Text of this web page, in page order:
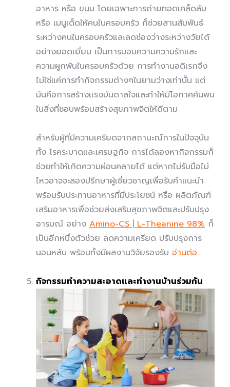
อาหาร หรือ ขนม โดยเฉพาะการถ่ายทอดเคล็ดลับ
หรือ เมนูเด็ดให้คนในครอบครัว ก็ช่วยสานสัมพันธ์
ระหว่างคนในครอบครัวและลดช่องว่างระหว่างวัยได้
อย่างยอดเยี่ยม เป็นการมอบความความรักและ
ความผูกพันในครอบครัวด้วย การทำงานอดิเรกจึง
ไม่ใช่แค่การทำกิจกรรมต่างๆในยามว่างเท่านั้น แต่
มันคือการสร้างเเรงบันดาลใจและทำให้มีโอกาศค้นพบ
ในสิ่งที่ชอบพร้อมสร้างสุขภาพจิตให้ดีตาม
สำหรับผู้ที่มีความเครียดจากสถานะณ์การในปัจจุบัน
ทั้ง โรคระบาดและเศรษฐกิจ การได้ลองหากิจกรรมก็
ช่วยทำให้เกิดความผ่อนคลายได้ แต่หากไม่รับมือไม่
ไหวอาจจะลองปรึกษาผู้เชี่ยวชาญเพื่อรับคำแนะนำ
พร้อมรับประทานอาหารที่มีประโยชน์ หรือ ผลิตภัณฑ์
เสริมอาหารเพื่อช่วยส่งเสริมสุขภาพจิตและปรับปรุง
อารมณ์ อย่าง Amino-CS | L-Theanine 98% ก็
เป็นอีกหนึ่งตัวช่วย ลดความเครียด ปรับปรุงการ
นอนหลับ พร้อมทั้งมีผลงานวิจัยรองรับ อ่านต่อ..
กิจกรรมทำความสะอาดและทำงานบ้านร่วมกัน